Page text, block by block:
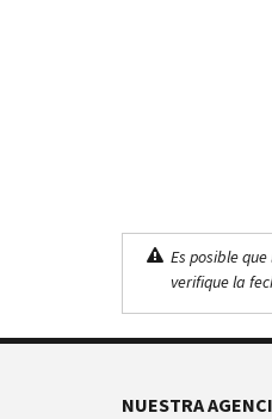
Es posible
verifique la
NUESTRA